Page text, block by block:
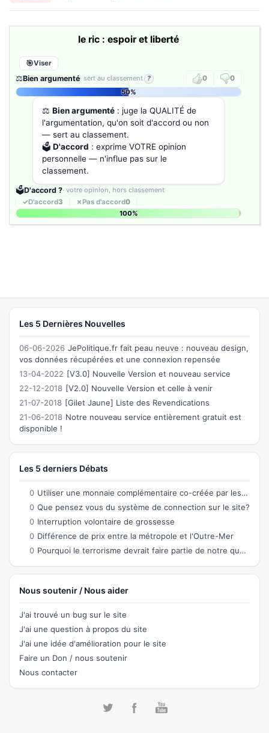
le ric : espoir et liberté
Viser
⚖️Bien argumenté· sert au classement ? 0
0
50%
⚖️ Bien argumenté : juge la QUALITÉ de
l'argumentation, qu'on soit d'accord ou non
— sert au classement.
🗳️ D'accord : exprime VOTRE opinion
personnelle — n'influe pas sur le
classement.
🗳️D'accord ?· votre opinion, hors classement
✓D'accord3 ✗Pas d'accord0
100%
Les 5 Dernières Nouvelles
06-06-2026 JePolitique.fr fait peau neuve : nouveau design,
vos données récupérées et une connexion repensée
13-04-2022 [V3.0] Nouvelle Version et nouveau service
22-12-2018 [V2.0] Nouvelle Version et celle à venir
21-07-2018 [Gilet Jaune] Liste des Revendications
21-06-2018 Notre nouveau service entièrement gratuit est
disponible !
Les 5 derniers Débats
0 Utiliser une monnaie complémentaire co-créée par les citoyens permettant des échanges
0 Que pensez vous du système de connection sur le site?
0 Interruption volontaire de grossesse
0 Différence de prix entre la métropole et l'Outre-Mer
0 Pourquoi le terrorisme devrait faire partie de notre quotidien ?
Nous soutenir / Nous aider
J'ai trouvé un bug sur le site
J'ai une question à propos du site
J'ai une idée d'amélioration pour le site
Faire un Don / nous soutenir
Nous contacter